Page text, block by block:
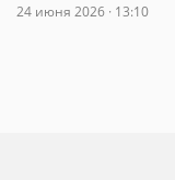
24 июня 2026 · 13:10